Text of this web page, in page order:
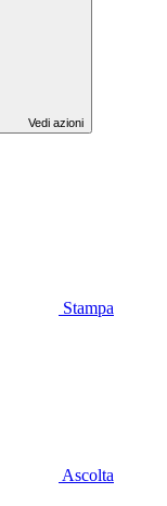
Vedi azioni
Stampa
Ascolta